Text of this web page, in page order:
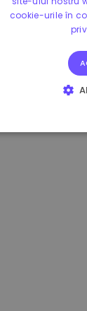
1.160000 €
cookie-urile în